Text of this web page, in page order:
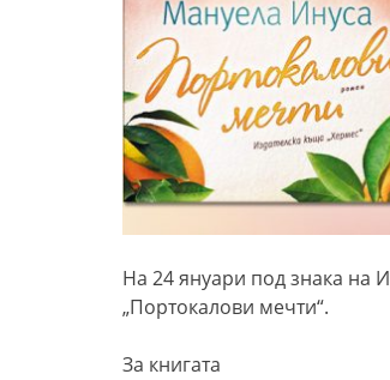
На 24 януари под знака на
„Портокалови мечти“.
За книгата